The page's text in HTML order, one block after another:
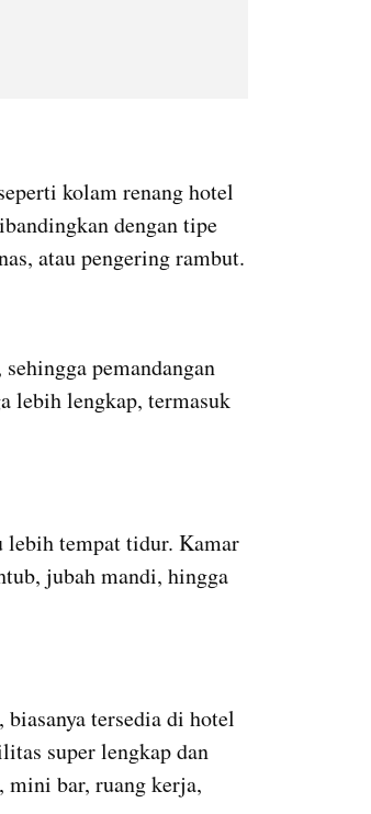
kolam renang hotel
dengan tipe
atau pengering rambut.
pemandangan
lebih lengkap, termasuk
lebih tempat tidur. Kamar
jubah mandi, hingga
tersedia di hotel
super lengkap dan
mini bar, ruang kerja,